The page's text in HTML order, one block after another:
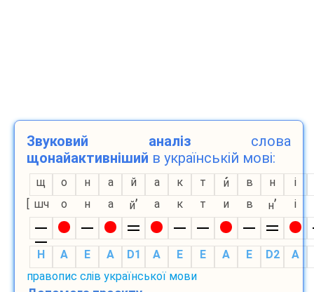
Звуковий аналіз слова
щонайактивніший в українській мові:
щ о н а й а к т и в н і
[ шч о н а й’ а к т и в н’ і
H A E A D1 A E E A E D2
A
правопис слів української мови